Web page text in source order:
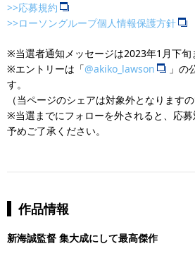
>>応募規約
>>ローソングループ個人情報保護方針
※当選者通知メッセージは2023年1月下旬
※エントリーは「@akiko_lawson
」の
す。
（当ページのシェアは対象外となります
※当選までにフォローを外されると、応募
予めご了承ください。
作品情報
新海誠監督 集大成にして最高傑作